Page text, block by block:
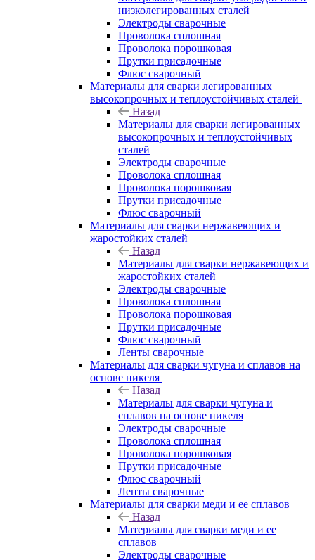
низколегированных сталей
Электроды сварочные
Проволока сплошная
Проволока порошковая
Прутки присадочные
Флюс сварочный
Материалы для сварки легированных
высокопрочных и теплоустойчивых сталей
Назад
Материалы для сварки легированных
высокопрочных и теплоустойчивых
сталей
Электроды сварочные
Проволока сплошная
Проволока порошковая
Прутки присадочные
Флюс сварочный
Материалы для сварки нержавеющих и
жаростойких сталей
Назад
Материалы для сварки нержавеющих и
жаростойких сталей
Электроды сварочные
Проволока сплошная
Проволока порошковая
Прутки присадочные
Флюс сварочный
Ленты сварочные
Материалы для сварки чугуна и сплавов на
основе никеля
Назад
Материалы для сварки чугуна и
сплавов на основе никеля
Электроды сварочные
Проволока сплошная
Проволока порошковая
Прутки присадочные
Флюс сварочный
Ленты сварочные
Материалы для сварки меди и ее сплавов
Назад
Материалы для сварки меди и ее
сплавов
Электроды сварочные